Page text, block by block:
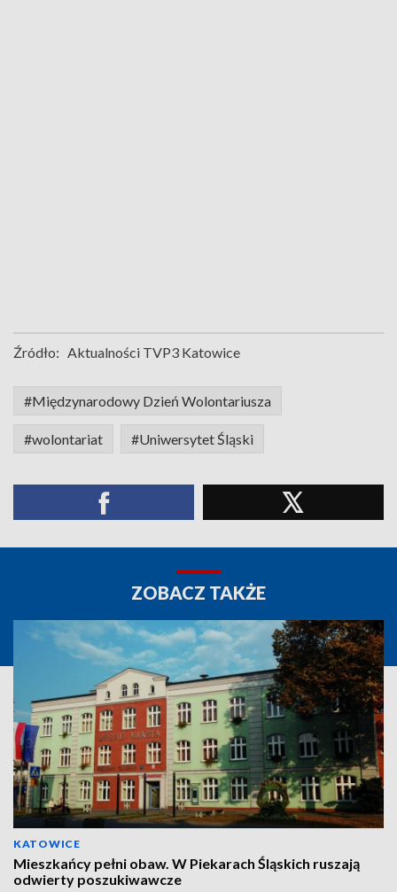
Źródło: Aktualności TVP3 Katowice
#Międzynarodowy Dzień Wolontariusza
#wolontariat #Uniwersytet Śląski
ZOBACZ TAKŻE
KATOWICE
Mieszkańcy pełni obaw. W Piekarach Śląskich ruszają
odwierty poszukiwawcze